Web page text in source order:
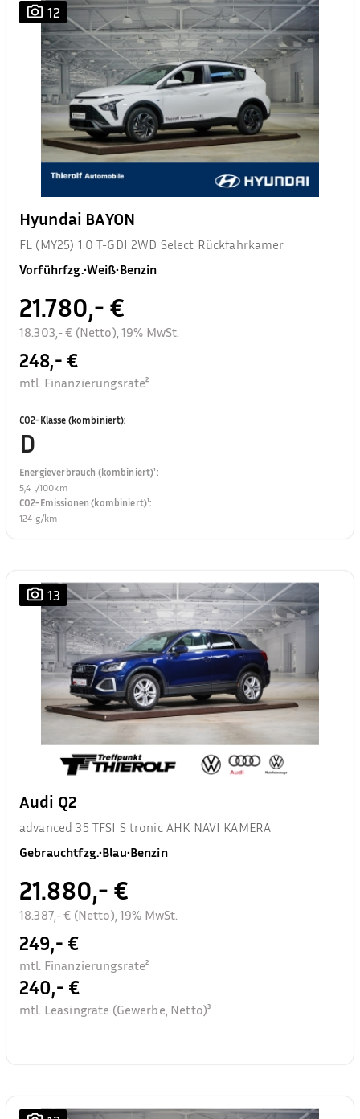
12
Hyundai BAYON
FL (MY25) 1.0 T-GDI 2WD Select Rückfahrkamer
Vorführfzg.•Weiß•Benzin
21.780,- €
18.303,- € (Netto), 19% MwSt.
248,- €
mtl. Finanzierungsrate²
CO2-Klasse (kombiniert):
D
Energieverbrauch (kombiniert)¹:
5,4 l/100km
CO2-Emissionen (kombiniert)¹:
124 g/km
13
Audi Q2
advanced 35 TFSI S tronic AHK NAVI KAMERA
Gebrauchtfzg.•Blau•Benzin
21.880,- €
18.387,- € (Netto), 19% MwSt.
249,- €
mtl. Finanzierungsrate²
240,- €
mtl. Leasingrate (Gewerbe, Netto)³